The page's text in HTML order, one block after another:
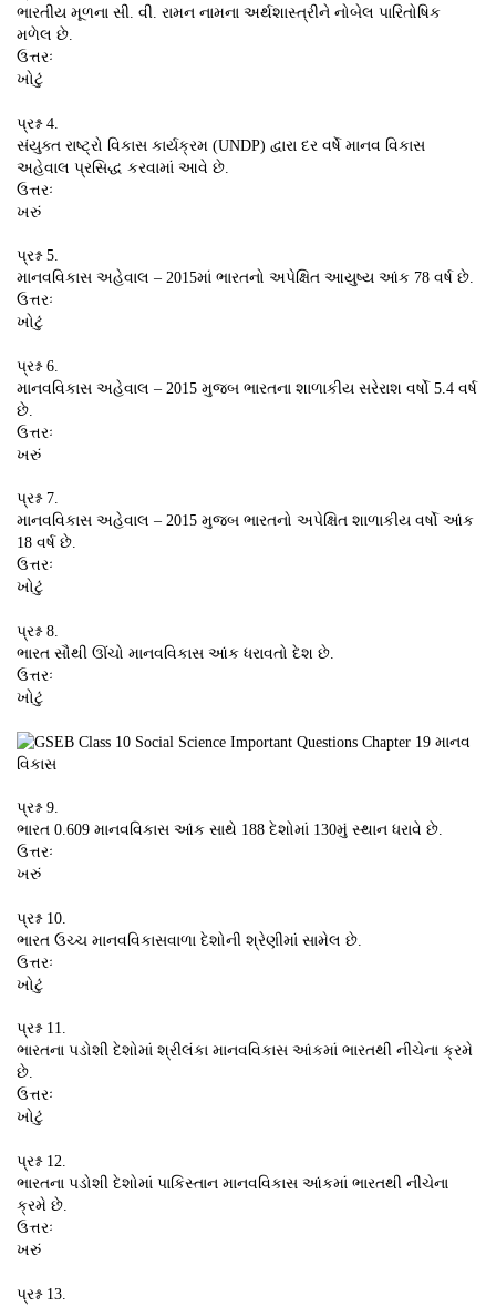
ભારતીય મૂળના સી. વી. રામન નામના અર્થશાસ્ત્રીને નોબેલ પારિતોષિક
મળેલ છે.
ઉત્તરઃ
ખોટું
પ્રશ્ન 4.
સંયુક્ત રાષ્ટ્રો વિકાસ કાર્યક્રમ (UNDP) દ્વારા દર વર્ષે માનવ વિકાસ
અહેવાલ પ્રસિદ્ધ કરવામાં આવે છે.
ઉત્તરઃ
ખરું
પ્રશ્ન 5.
માનવવિકાસ અહેવાલ – 2015માં ભારતનો અપેક્ષિત આયુષ્ય આંક 78 વર્ષ છે.
ઉત્તરઃ
ખોટું
પ્રશ્ન 6.
માનવવિકાસ અહેવાલ – 2015 મુજબ ભારતના શાળાકીય સરેરાશ વર્ષો 5.4 વર્ષ
છે.
ઉત્તરઃ
ખરું
પ્રશ્ન 7.
માનવવિકાસ અહેવાલ – 2015 મુજબ ભારતનો અપેક્ષિત શાળાકીય વર્ષો આંક
18 વર્ષ છે.
ઉત્તરઃ
ખોટું
પ્રશ્ન 8.
ભારત સૌથી ઊંચો માનવવિકાસ આંક ધરાવતો દેશ છે.
ઉત્તરઃ
ખોટું
પ્રશ્ન 9.
ભારત 0.609 માનવવિકાસ આંક સાથે 188 દેશોમાં 130મું સ્થાન ધરાવે છે.
ઉત્તરઃ
ખરું
પ્રશ્ન 10.
ભારત ઉચ્ચ માનવવિકાસવાળા દેશોની શ્રેણીમાં સામેલ છે.
ઉત્તરઃ
ખોટું
પ્રશ્ન 11.
ભારતના પડોશી દેશોમાં શ્રીલંકા માનવવિકાસ આંકમાં ભારતથી નીચેના ક્રમે
છે.
ઉત્તરઃ
ખોટું
પ્રશ્ન 12.
ભારતના પડોશી દેશોમાં પાકિસ્તાન માનવવિકાસ આંકમાં ભારતથી નીચેના
ક્રમે છે.
ઉત્તરઃ
ખરું
પ્રશ્ન 13.